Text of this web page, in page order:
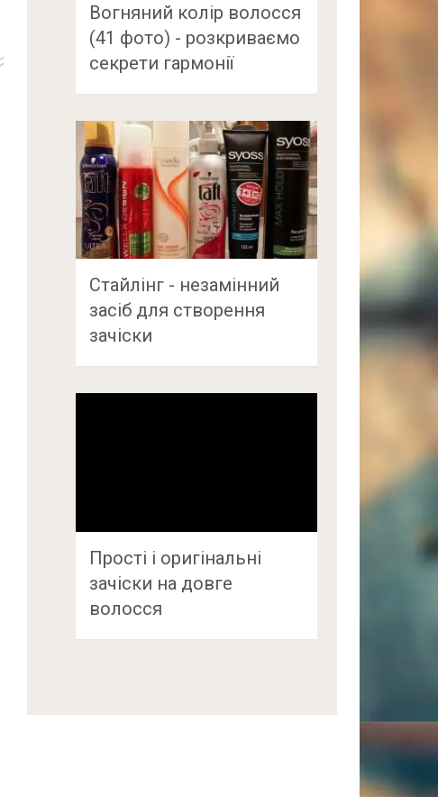
Вогняний колір волосся
(41 фото) - розкриваємо
секрети гармонії
Стайлінг - незамінний
засіб для створення
зачіски
Прості і оригінальні
зачіски на довге
волосся